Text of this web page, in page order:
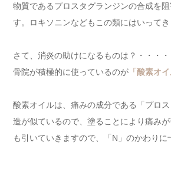
物質であるプロスタグランジンの合成を
す。ロキソニンなどもこの類にはいってき
さて、消炎の助けになるものは？・・・
骨院が積極的に使っているのが 「酸素オイ
酸素オイルは、痛みの成分である「プロ
造が似ているので、塗ることにより痛み
も引いていきますので、「N」のかわりに